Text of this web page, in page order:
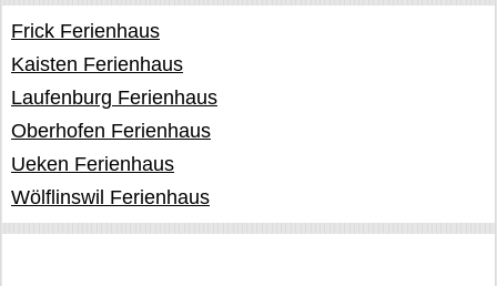
Frick Ferienhaus
Kaisten Ferienhaus
Laufenburg Ferienhaus
Oberhofen Ferienhaus
Ueken Ferienhaus
Wölflinswil Ferienhaus